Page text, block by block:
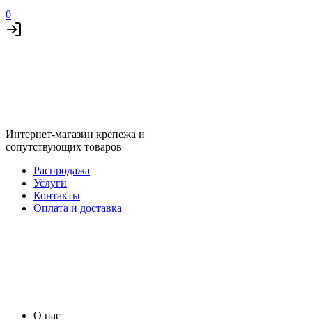
0
Интернет-магазин крепежа и
сопутствующих товаров
Распродажа
Услуги
Контакты
Оплата и доставка
О нас